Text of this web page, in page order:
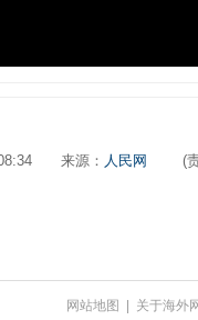
08:34 来源： 人民网 (责
网站地图 | 关于海外